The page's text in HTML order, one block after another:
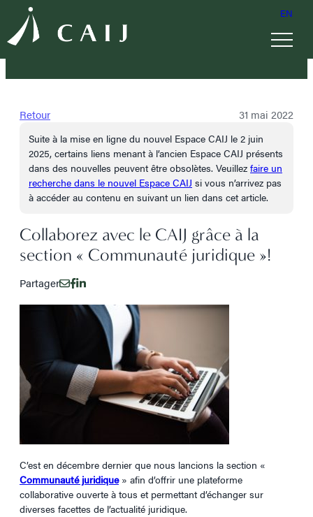
EN
Retour 31 mai 2022
Suite à la mise en ligne du nouvel Espace CAIJ le 2 juin
2025, certains liens menant à l’ancien Espace CAIJ présents
dans des nouvelles peuvent être obsolètes. Veuillez faire un
recherche dans le nouvel Espace CAIJ si vous n’arrivez pas
à accéder au contenu en suivant un lien dans cet article.
Collaborez avec le CAIJ grâce à la
section « Communauté juridique »!
Partager
C’est en décembre dernier que nous lancions la section «
Communauté juridique» afin d’offrir une plateforme
collaborative ouverte à tous et permettant d’échanger sur
diverses facettes de l’actualité juridique.